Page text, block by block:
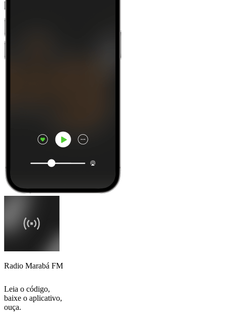
Radio Marabá FM
Leia o código,
baixe o aplicativo,
ouça.